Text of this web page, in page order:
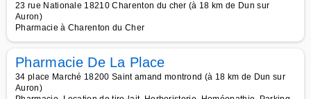
23 rue Nationale 18210 Charenton du cher (à 18 km de Dun sur
Auron)
Pharmacie à Charenton du Cher
Pharmacie De La Place
34 place Marché 18200 Saint amand montrond (à 18 km de Dun sur
Auron)